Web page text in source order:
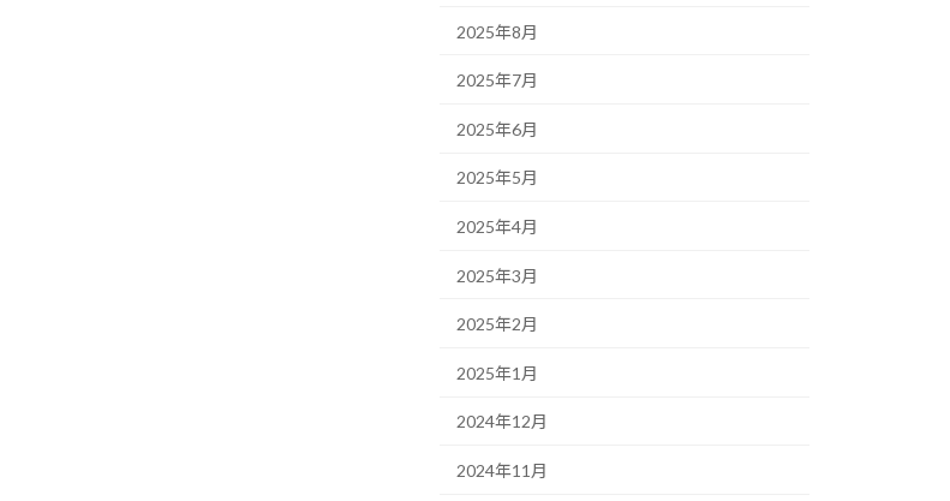
2025年8月
2025年7月
2025年6月
2025年5月
2025年4月
2025年3月
2025年2月
2025年1月
2024年12月
2024年11月